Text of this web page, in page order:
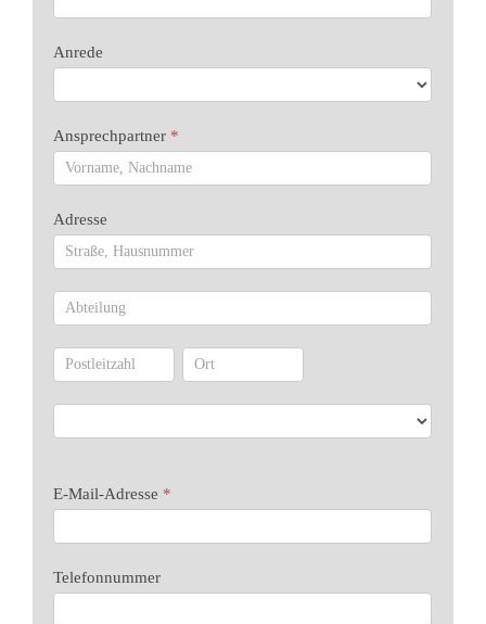
Anrede
Ansprechpartner *
Adresse
Adresse
Adresse
Adresse Adresse
E-Mail-Adresse *
Telefonnummer